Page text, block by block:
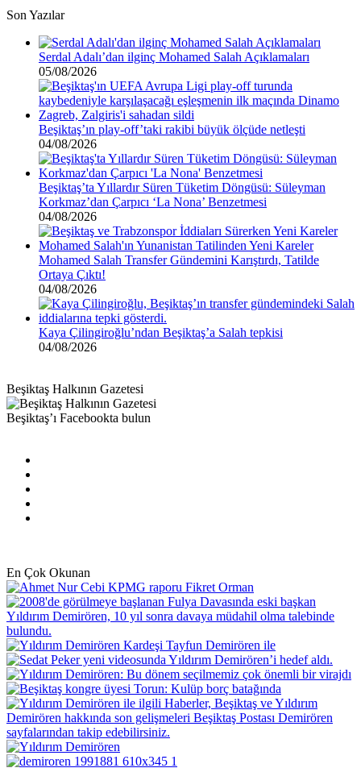
Son Yazılar
Serdal Adalı’dan ilginç Mohamed Salah Açıklamaları
05/08/2026
Beşiktaş’ın play-off’taki rakibi büyük ölçüde netleşti
04/08/2026
Beşiktaş’ta Yıllardır Süren Tüketim Döngüsü: Süleyman
Korkmaz’dan Çarpıcı ‘La Nona’ Benzetmesi
04/08/2026
Mohamed Salah Transfer Gündemini Karıştırdı, Tatilde
Ortaya Çıktı!
04/08/2026
Kaya Çilingiroğlu’ndan Beşiktaş’a Salah tepkisi
04/08/2026
Beşiktaş Halkının Gazetesi
Beşiktaş’ı Facebookta bulun
En Çok Okunan